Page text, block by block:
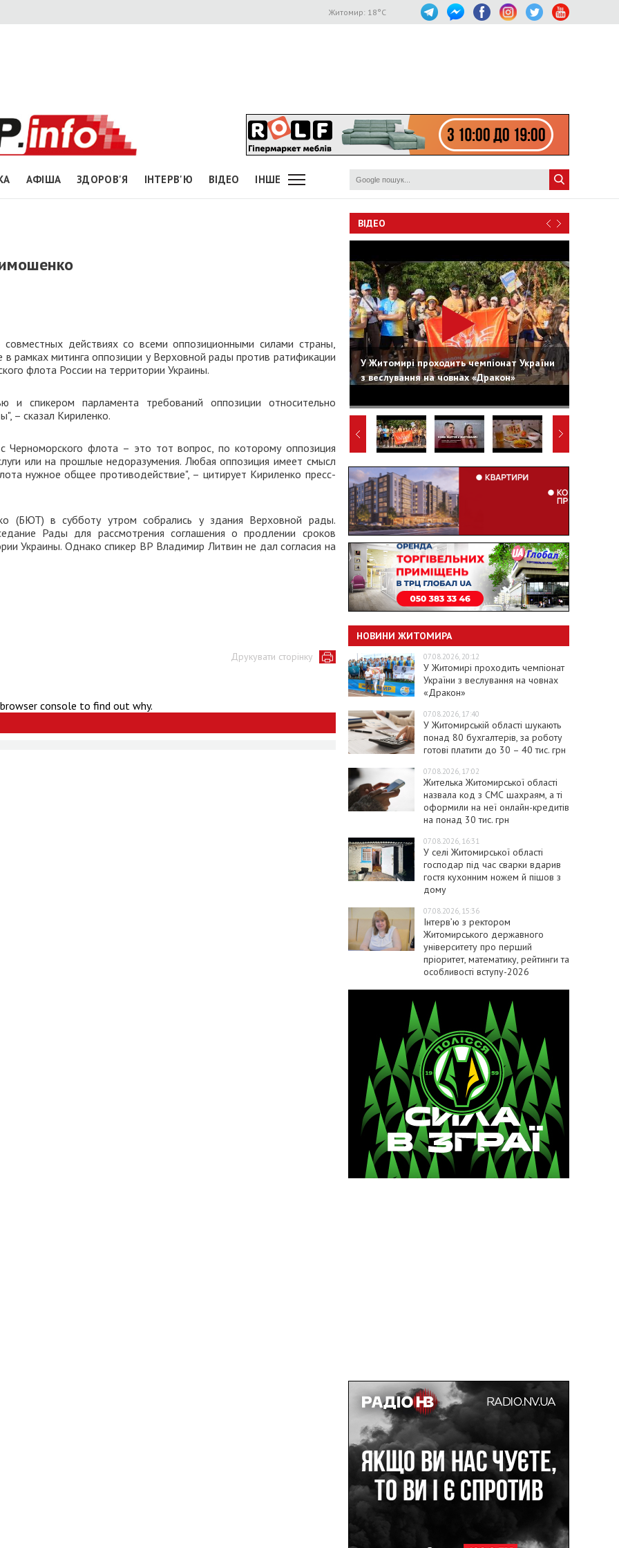
Житомир: 18°C
АФІША ЗДОРОВ'Я ІНТЕРВ'Ю ВІДЕО ІНШЕ
действиях со всеми оппозиционными силами страны,
рамках митинга оппозиции у Верховной рады против ратификации
флота России на территории Украины.
и спикером парламента требований оппозиции относительно
– сказал Кириленко.
флота – это тот вопрос, по которому оппозиция
или на прошлые недоразумения. Любая оппозиция имеет смысл
нужное общее противодействие", – цитирует Кириленко пресс-
(БЮТ) в субботу утром собрались у здания Верховной рады.
Рады для рассмотрения соглашения о продлении сроков
Украины. Однако спикер ВР Владимир Литвин не дал согласия на
Друкувати сторінку
console to find out why.
ВІДЕО
У Житомирі проходить чемпіонат України
з веслування на човнах «Дракон»
НОВИНИ ЖИТОМИРА
07.08.2026, 20:12
У Житомирі проходить чемпіонат
України з веслування на човнах
«Дракон»
07.08.2026, 17:40
У Житомирській області шукають
понад 80 бухгалтерів, за роботу
готові платити до 30 – 40 тис. грн
07.08.2026, 17:02
Жителька Житомирської області
назвала код з СМС шахраям, а ті
оформили на неї онлайн-кредитів
на понад 30 тис. грн
07.08.2026, 16:31
У селі Житомирської області
господар під час сварки вдарив
гостя кухонним ножем й пішов з
дому
07.08.2026, 15:36
Інтерв’ю з ректором
Житомирського державного
університету про перший
пріоритет, математику, рейтинги та
особливості вступу-2026